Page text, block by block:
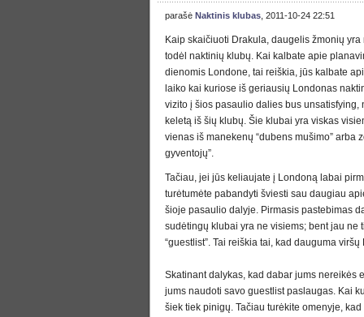
parašė Naktinis klubas , 2011-10-24 22:51
Kaip skaičiuoti Drakula, daugelis žmonių yra
todėl naktinių klubų. Kai kalbate apie
dienomis Londone, tai reiškia, jūs kalbate
laiko kai kuriose iš geriausių Londonas
vizito į šios pasaulio dalies bus unsatisfying,
keletą iš šių klubų. Šie klubai yra viskas
vienas iš manekenų “dubens mušimo” arba
gyventojų”.
Tačiau, jei jūs keliaujate į Londoną labai
turėtumėte pabandyti šviesti sau daugiau
šioje pasaulio dalyje. Pirmasis pastebimas
sudėtingų klubai yra ne visiems; bent jau ne
“guestlist”. Tai reiškia tai, kad dauguma
Skatinant dalykas, kad dabar jums nereikės
jums naudoti savo guestlist paslaugas. Kai
šiek tiek pinigų. Tačiau turėkite omenyje,